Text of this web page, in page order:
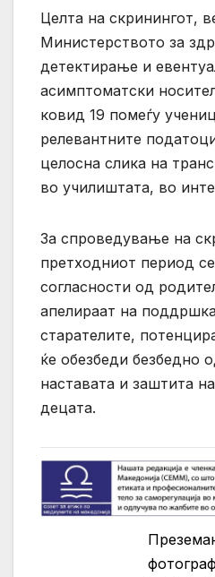
Целта на скринингот,
Министерството за
детектирање и
асимптоматски
ковид 19 помеѓу
релевантните
целосна слика на
во училиштата, во
За спроведување на
претходниот период
согласности од
апелираат на
старателите,
ќе обезбеди безбедно
наставата и заштита
децата.